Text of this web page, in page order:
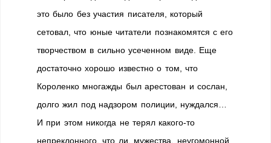
это было без участия писателя, который
сетовал, что юные читатели познакомятся с его
творчеством в сильно усеченном виде. Еще
достаточно хорошо известно о том, что
Короленко многажды был арестован и сослан,
долго жил под надзором полиции, нуждался…
И при этом никогда не терял какого-то
непреклонного, что ли, мужества, неугомонной